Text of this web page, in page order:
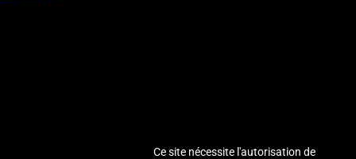
Ce site nécessite l'autorisation de